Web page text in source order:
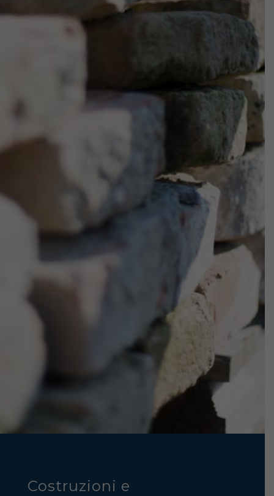
Costruzioni e